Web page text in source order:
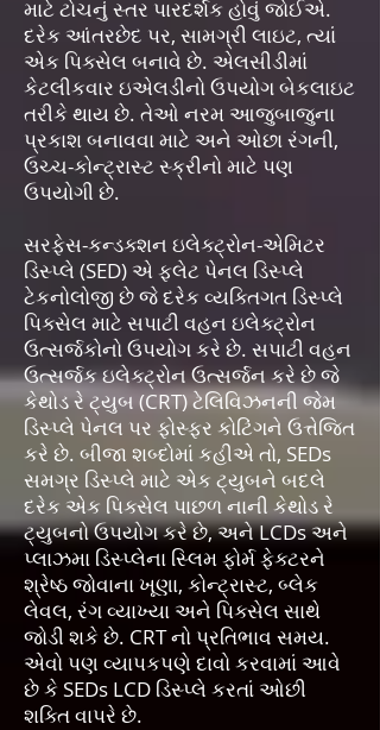
માટે ટોચનું સ્તર પારદર્શક હોવું જોઈએ.
દરેક આંતરછેદ પર, સામગ્રી લાઇટ, ત્યાં
એક પિક્સેલ બનાવે છે. એલસીડીમાં
કેટલીકવાર ઇએલડીનો ઉપયોગ બેકલાઇટ
તરીકે થાય છે. તેઓ નરમ આજુબાજુના
પ્રકાશ બનાવવા માટે અને ઓછા રંગની,
ઉચ્ચ-કોન્ટ્રાસ્ટ સ્ક્રીનો માટે પણ
ઉપયોગી છે.
સરફેસ-કન્ડક્શન ઇલેક્ટ્રોન-એમિટર
ડિસ્પ્લે (SED) એ ફ્લેટ પેનલ ડિસ્પ્લે
ટેકનોલોજી છે જે દરેક વ્યક્તિગત ડિસ્પ્લે
પિક્સેલ માટે સપાટી વહન ઇલેક્ટ્રોન
ઉત્સર્જકોનો ઉપયોગ કરે છે. સપાટી વહન
ઉત્સર્જક ઇલેક્ટ્રોન ઉત્સર્જન કરે છે જે
કેથોડ રે ટ્યુબ (CRT) ટેલિવિઝનની જેમ
ડિસ્પ્લે પેનલ પર ફોસ્ફર કોટિંગને ઉત્તેજિત
કરે છે. બીજા શબ્દોમાં કહીએ તો, SEDs
સમગ્ર ડિસ્પ્લે માટે એક ટ્યુબને બદલે
દરેક એક પિક્સેલ પાછળ નાની કેથોડ રે
ટ્યુબનો ઉપયોગ કરે છે, અને LCDs અને
પ્લાઝમા ડિસ્પ્લેના સ્લિમ ફોર્મ ફેક્ટરને
શ્રેષ્ઠ જોવાના ખૂણા, કોન્ટ્રાસ્ટ, બ્લેક
લેવલ, રંગ વ્યાખ્યા અને પિક્સેલ સાથે
જોડી શકે છે. CRT નો પ્રતિભાવ સમય.
એવો પણ વ્યાપકપણે દાવો કરવામાં આવે
છે કે SEDs LCD ડિસ્પ્લે કરતાં ઓછી
શક્તિ વાપરે છે.